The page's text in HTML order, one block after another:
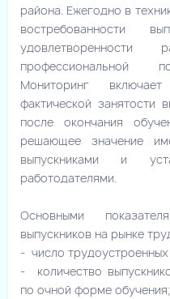
района. Ежегодно в
востребованности
удовлетворенности
профессиональной
Мониторинг
фактической занятости
после окончания
решающее значение
выпускниками и
работодателями.
Основными
выпускников на рынке
- число трудоустроенных
- количество
по очной форме обучения;